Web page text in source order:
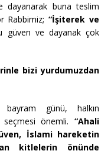
dayanarak buna teslim
Rabbimiz;“İşiterek ve
güven ve dayanak çok
bizi yurdumuzdan
bayram günü, halkın
önemli. “Ahali
İslami hareketin
kitlelerin önünde